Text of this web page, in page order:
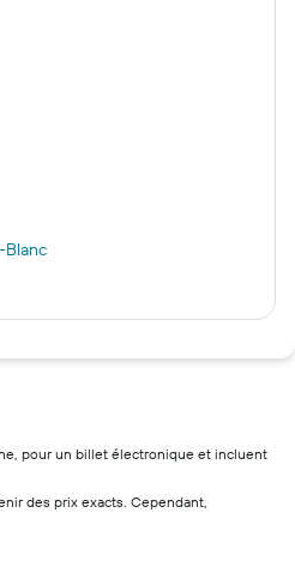
Blanc
pour un billet électronique et incluent
des prix exacts. Cependant,